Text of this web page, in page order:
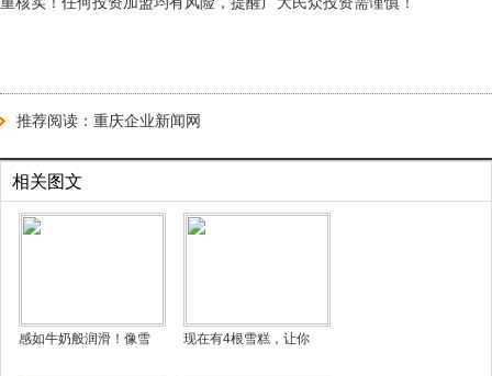
推荐阅读： 重庆企业新闻网
相关图文
感如牛奶般润滑！像雪 现在有4根雪糕，让你